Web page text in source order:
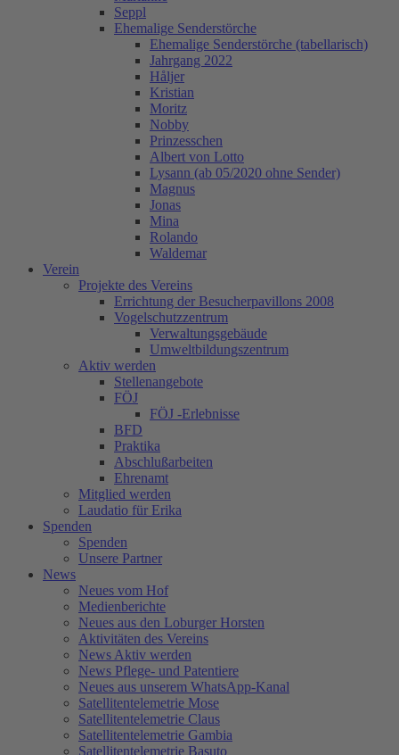
Seppl
Ehemalige Senderstörche
Ehemalige Senderstörche (tabellarisch)
Jahrgang 2022
Håljer
Kristian
Moritz
Nobby
Prinzesschen
Albert von Lotto
Lysann (ab 05/2020 ohne Sender)
Magnus
Jonas
Mina
Rolando
Waldemar
Verein
Projekte des Vereins
Errichtung der Besucherpavillons 2008
Vogelschutzzentrum
Verwaltungsgebäude
Umweltbildungszentrum
Aktiv werden
Stellenangebote
FÖJ
FÖJ -Erlebnisse
BFD
Praktika
Abschlußarbeiten
Ehrenamt
Mitglied werden
Laudatio für Erika
Spenden
Spenden
Unsere Partner
News
Neues vom Hof
Medienberichte
Neues aus den Loburger Horsten
Aktivitäten des Vereins
News Aktiv werden
News Pflege- und Patentiere
Neues aus unserem WhatsApp-Kanal
Satellitentelemetrie Mose
Satellitentelemetrie Claus
Satellitentelemetrie Gambia
Satellitentelemetrie Basuto